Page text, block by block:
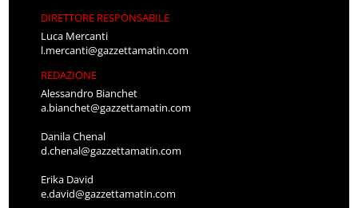
DIRETTORE RESPONSABILE
Luca Mercanti
l.mercanti@gazzettamatin.com
REDAZIONE
Alessandro Bianchet
a.bianchet@gazzettamatin.com
Danila Chenal
d.chenal@gazzettamatin.com
Erika David
e.david@gazzettamatin.com